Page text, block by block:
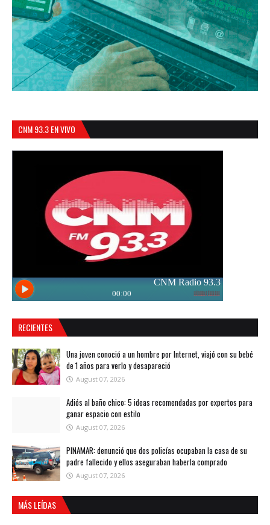
CNM 93.3 EN VIVO
RECIENTES
Una joven conoció a un hombre por Internet, viajó con su bebé
de 1 años para verlo y desapareció
August 07, 2026
Adiós al baño chico: 5 ideas recomendadas por expertos para
ganar espacio con estilo
August 07, 2026
PINAMAR: denunció que dos policías ocupaban la casa de su
padre fallecido y ellos aseguraban haberla comprado
August 07, 2026
MÁS LEÍDAS